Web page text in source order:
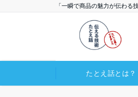
「一瞬で商品の魅力が伝わる
たとえ話とは？